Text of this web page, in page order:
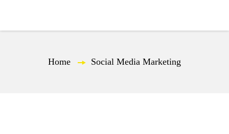
Home — Social Media Marketing